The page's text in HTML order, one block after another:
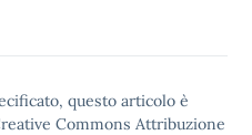
questo articolo è
Commons Attribuzione